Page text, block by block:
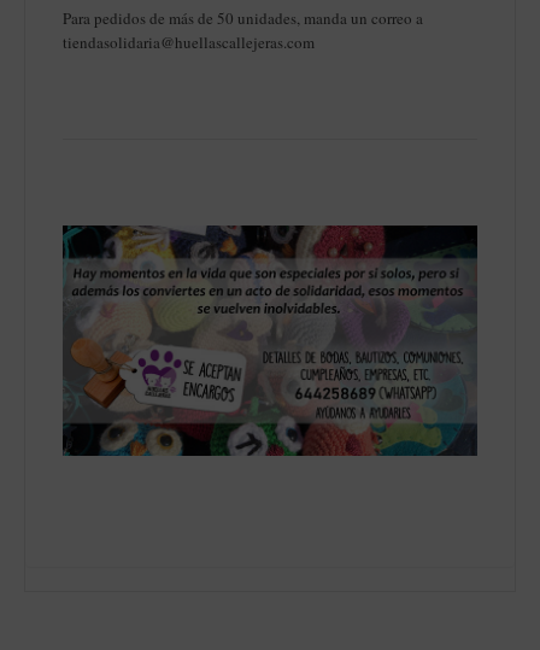
Para pedidos de más de 50 unidades, manda un correo a
tiendasolidaria@huellascallejeras.com